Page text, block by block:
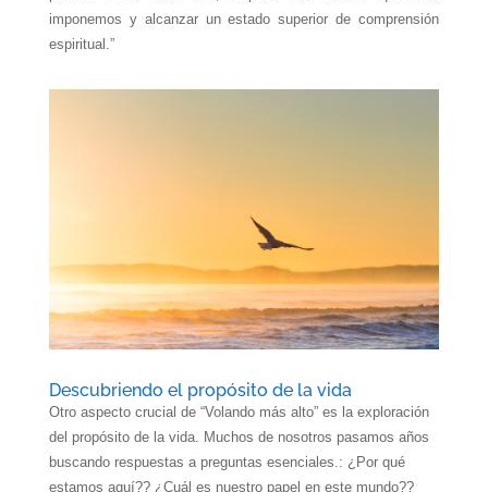
imponemos y alcanzar un estado superior de comprensión
espiritual.”
Descubriendo el propósito de la vida
Otro aspecto crucial de “Volando más alto” es la exploración
del propósito de la vida. Muchos de nosotros pasamos años
buscando respuestas a preguntas esenciales.: ¿Por qué
estamos aquí?? ¿Cuál es nuestro papel en este mundo??